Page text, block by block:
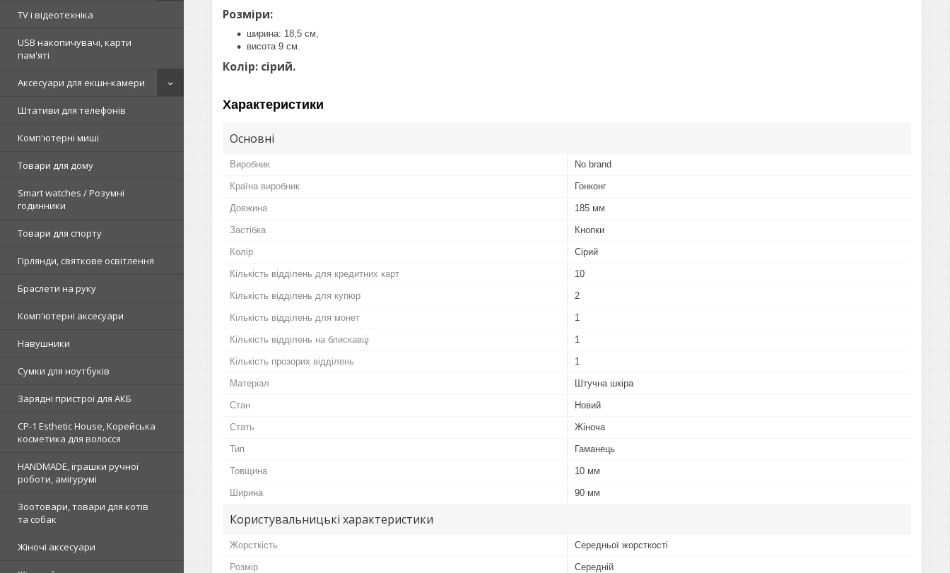
TV і відеотехніка
USB накопичувачі, карти
пам'яті
Аксесуари для екшн-камери
Штативи для телефонів
Комп'ютерні миші
Товари для дому
Smart watches / Розумні
годинники
Товари для спорту
Гірлянди, святкове освітлення
Браслети на руку
Комп'ютерні аксесуари
Навушники
Сумки для ноутбуків
Зарядні пристрої для АКБ
CP-1 Esthetic House, Корейська
косметика для волосся
HANDMADE, іграшки ручної
роботи, амігурумі
Зоотовари, товари для котів
та собак
Жіночі аксесуари
Розміри:
ширина: 18,5 см,
висота 9 см.
Колір: сірий.
Характеристики
Основні
Виробник No brand
Країна виробник Гонконг
Довжина 185 мм
Застібка Кнопки
Колір Сірий
Кількість відділень для кредитних карт 10
Кількість відділень для купюр 2
Кількість відділень для монет 1
Кількість відділень на блискавці 1
Кількість прозорих відділень 1
Матеріал Штучна шкіра
Стан Новий
Стать Жіноча
Тип Гаманець
Товщина 10 мм
Ширина 90 мм
Користувальницькі характеристики
Жорсткість Середньої жорсткості
Розмір Середній